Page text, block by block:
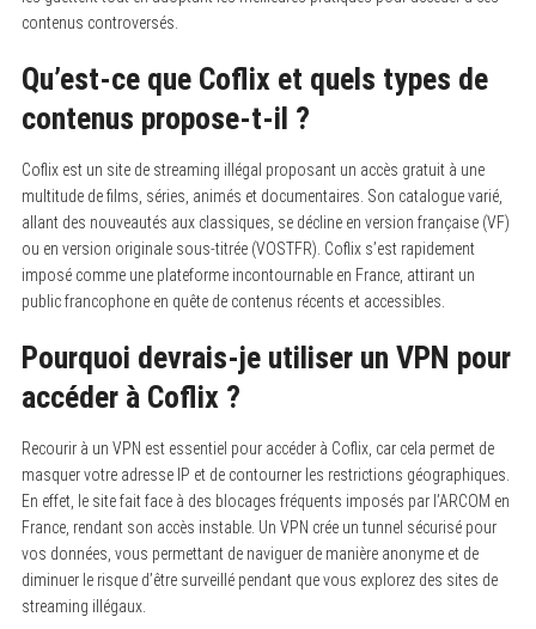
contenus controversés.
Qu’est-ce que Coflix et quels types de
contenus propose-t-il ?
Coflix est un site de streaming illégal proposant un accès gratuit à une
multitude de films, séries, animés et documentaires. Son catalogue varié,
allant des nouveautés aux classiques, se décline en version française (VF)
ou en version originale sous-titrée (VOSTFR). Coflix s’est rapidement
imposé comme une plateforme incontournable en France, attirant un
public francophone en quête de contenus récents et accessibles.
Pourquoi devrais-je utiliser un VPN pour
accéder à Coflix ?
Recourir à un VPN est essentiel pour accéder à Coflix, car cela permet de
masquer votre adresse IP et de contourner les restrictions géographiques.
En effet, le site fait face à des blocages fréquents imposés par l’ARCOM en
France, rendant son accès instable. Un VPN crée un tunnel sécurisé pour
vos données, vous permettant de naviguer de manière anonyme et de
diminuer le risque d’être surveillé pendant que vous explorez des sites de
streaming illégaux.